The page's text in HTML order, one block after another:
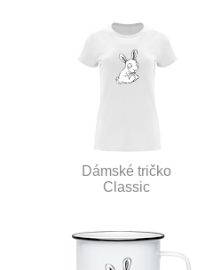
Dámské tričko
Classic